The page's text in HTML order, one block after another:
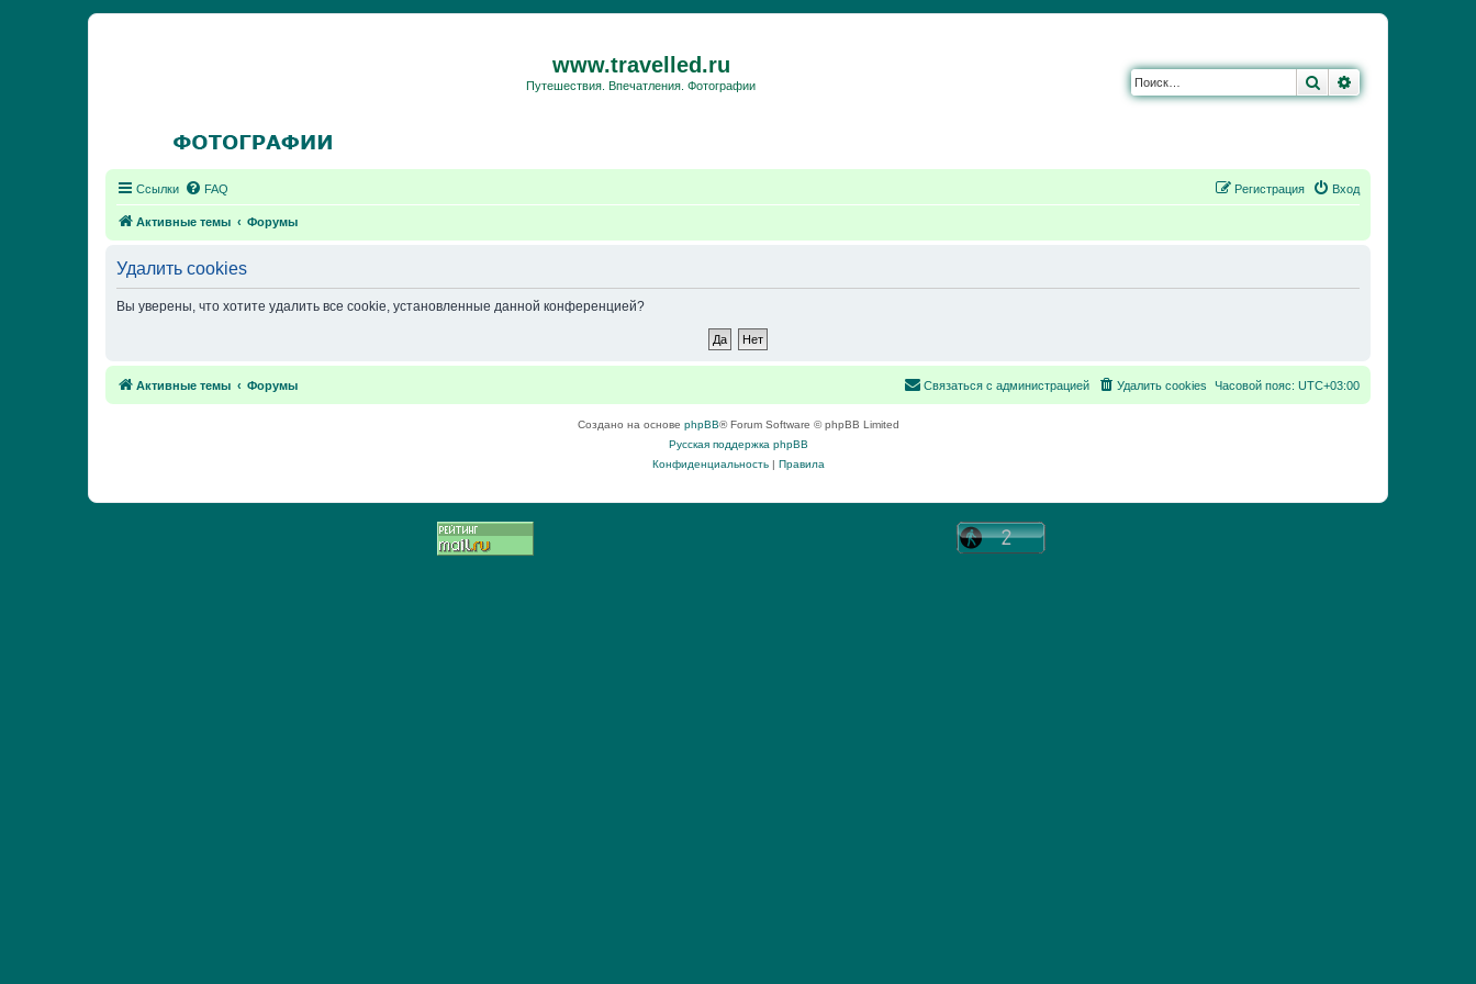
www.travelled.ru
Путешествия. Впечатления. Фотографии Поиск
Ссылки FAQ Вход
Регистрация
Активные темы Форумы
Удалить cookies
Вы уверены, что хотите удалить все cookie, установленные данной конференцией?
Активные темы Форумы Часовой пояс: UTC+03:00
Удалить cookies
Связаться с администрацией
Создано на основе phpBB® Forum Software © phpBB Limited
Русская поддержка phpBB
Конфиденциальность| Правила